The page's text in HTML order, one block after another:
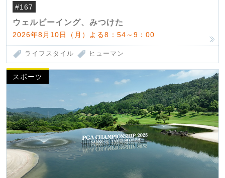
#167
ウェルビーイング、みつけた
2026年8月10日（月）よる8：54～9：00
ライフスタイル ヒューマン
スポーツ